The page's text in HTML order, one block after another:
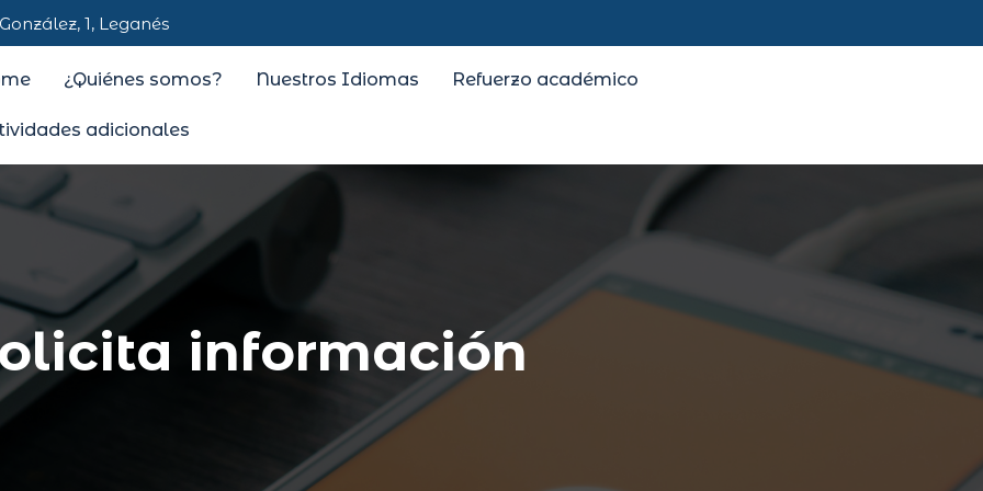
1, Leganés
¿Quiénes somos? Nuestros Idiomas Refuerzo académico
adicionales
información